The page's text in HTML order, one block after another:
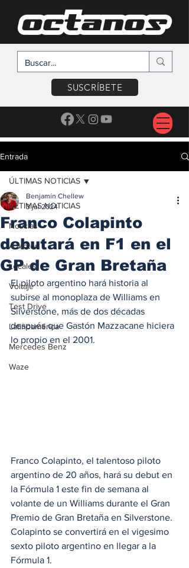
SUSCRÍBETE
Entrada
ÚLTIMAS NOTICIAS
Noticias
A Motor
Locales
Voltaje
Test Drive
Latinoamérica
Mercedes Benz
Waze
ÚLTIMAS NOTICIAS
Franco Colapinto
debutará en F1 en el
GP de Gran Bretaña
Benjamín Chellew
3 jul 2024
El piloto argentino hará historia al
subirse al monoplaza de Williams en
Silverstone, más de dos décadas
después que Gastón Mazzacane hiciera
lo propio en el 2001.
Franco Colapinto, el talentoso piloto
argentino de 20 años, hará su debut en
la Fórmula 1 este fin de semana al
volante de un Williams durante el Gran
Premio de Gran Bretaña en Silverstone.
Colapinto se convertirá en el vigesimo
sexto piloto argentino en llegar a la
Fórmula 1.